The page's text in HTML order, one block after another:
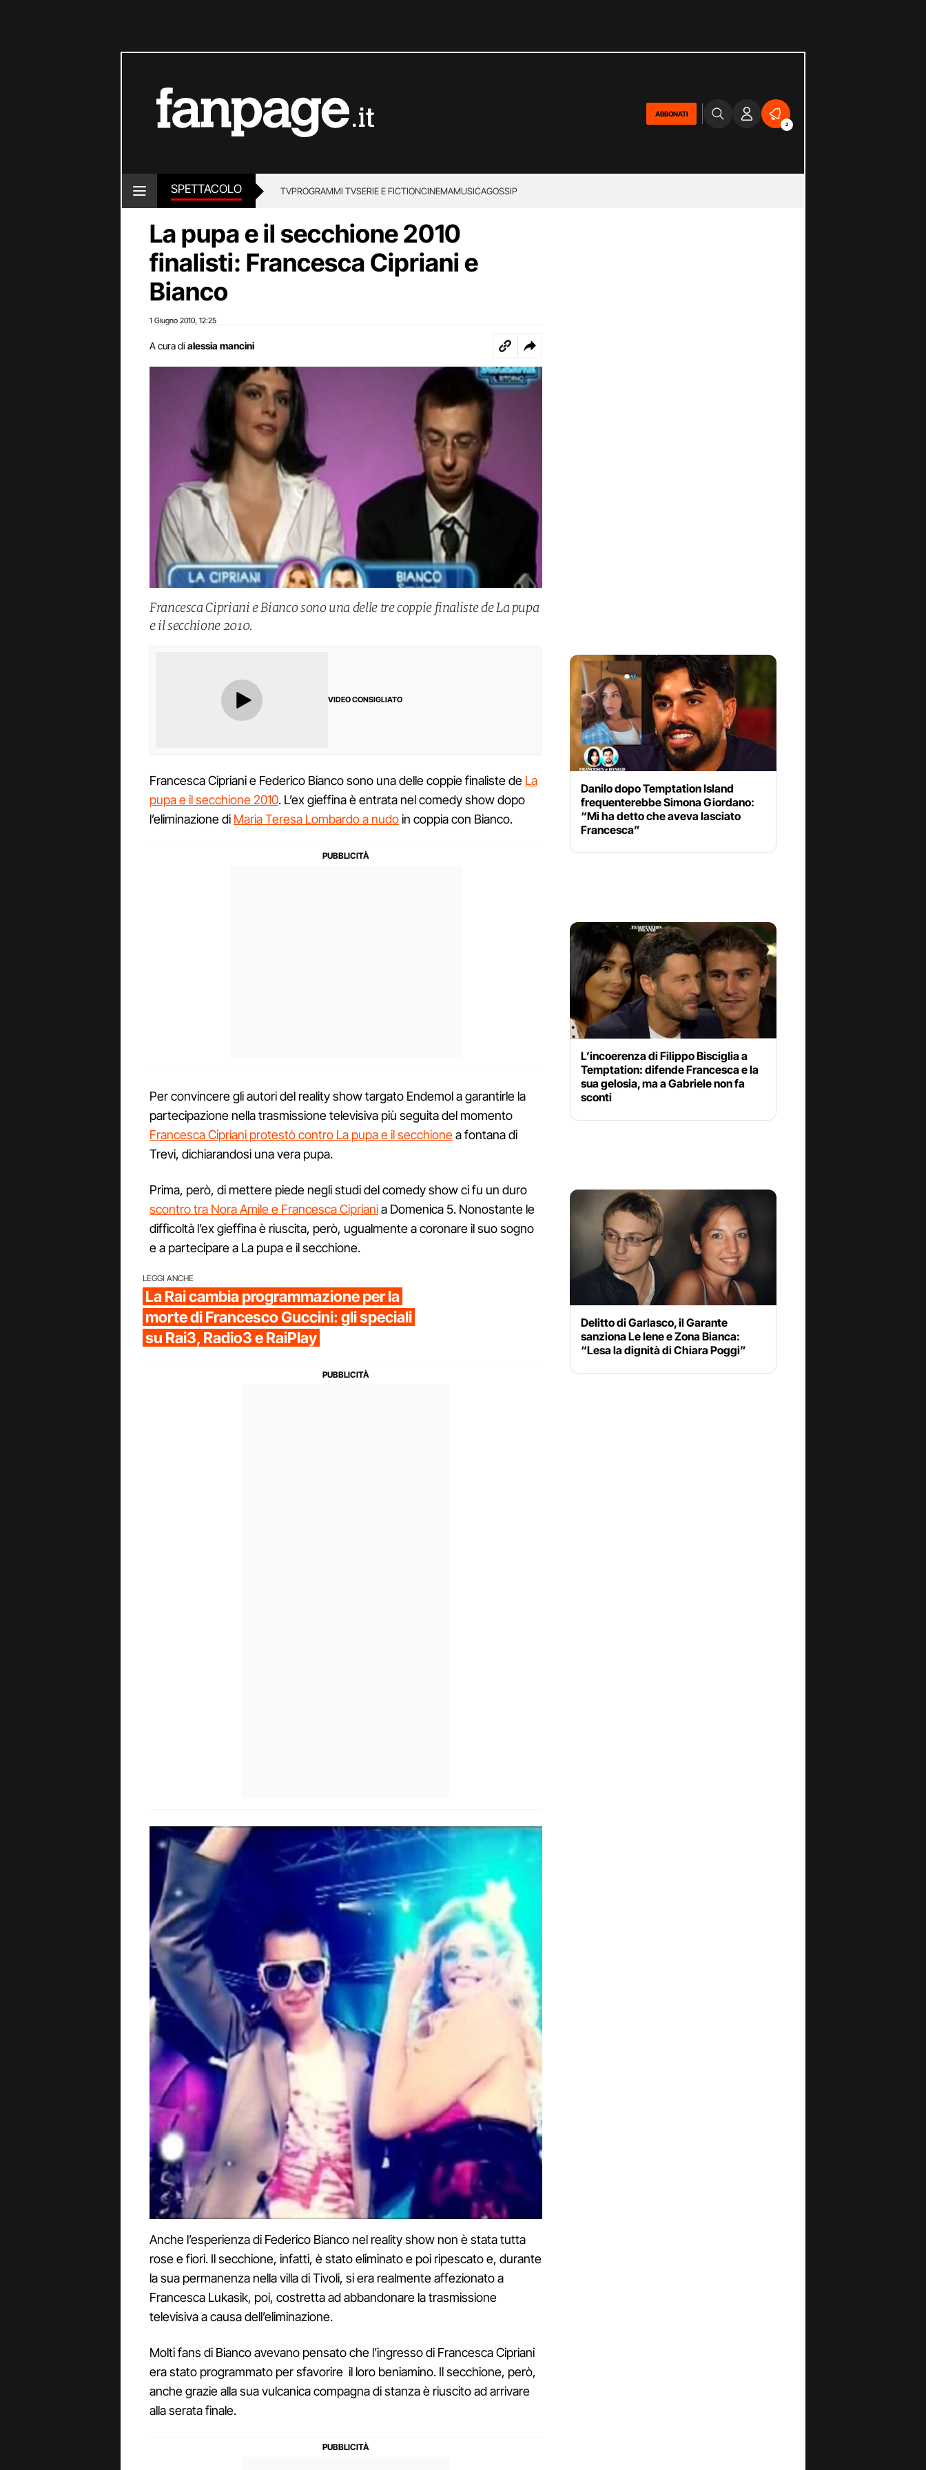
ABBONATI
2
SPETTACOLO TVPROGRAMMI TVSERIE E FICTIONCINEMAMUSICAGOSSIP
La pupa e il secchione 2010
finalisti: Francesca Cipriani e
Bianco
1 Giugno 2010 12:25
A cura di alessia mancini
Francesca Cipriani e Bianco sono una delle tre coppie finaliste de La pupa
e il secchione 2010.
VIDEO CONSIGLIATO
Francesca Cipriani e Federico Bianco sono una delle coppie finaliste de La
pupa e il secchione 2010. L’ex gieffina è entrata nel comedy show dopo
l’eliminazione di Maria Teresa Lombardo a nudoin coppia con Bianco.
Per convincere gli autori del reality show targato Endemol a garantirle la
partecipazione nella trasmissione televisiva più seguita del momento
Francesca Cipriani protestò contro La pupa e il secchionea fontana di
Trevi, dichiarandosi una vera pupa.
Prima, però, di mettere piede negli studi del comedy show ci fu un duro
scontro tra Nora Amile e Francesca Cipriania Domenica 5. Nonostante le
difficoltà l’ex gieffina è riuscita, però, ugualmente a coronare il suo sogno
e a partecipare a La pupa e il secchione.
LEGGI ANCHE
La Rai cambia programmazione per la
morte di Francesco Guccini: gli speciali
su Rai3, Radio3 e RaiPlay
Anche l’esperienza di Federico Bianco nel reality show non è stata tutta
rose e fiori. Il secchione, infatti, è stato eliminato e poi ripescato e, durante
la sua permanenza nella villa di Tivoli, si era realmente affezionato a
Francesca Lukasik, poi, costretta ad abbandonare la trasmissione
televisiva a causa dell’eliminazione.
Molti fans di Bianco avevano pensato che l’ingresso di Francesca Cipriani
era stato programmato per sfavorire il loro beniamino. Il secchione, però,
anche grazie alla sua vulcanica compagna di stanza è riuscito ad arrivare
alla serata finale.
Danilo dopo Temptation Island
frequenterebbe Simona Giordano:
“Mi ha detto che aveva lasciato
Francesca”
L’incoerenza di Filippo Bisciglia a
Temptation: difende Francesca e la
sua gelosia, ma a Gabriele non fa
sconti
Delitto di Garlasco, il Garante
sanziona Le Iene e Zona Bianca:
“Lesa la dignità di Chiara Poggi”